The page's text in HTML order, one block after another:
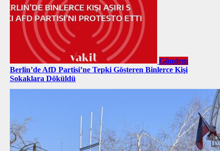
Gündem
Berlin’de AfD Partisi’ne Tepki Gösteren Binlerce Kişi
Sokaklara Döküldü